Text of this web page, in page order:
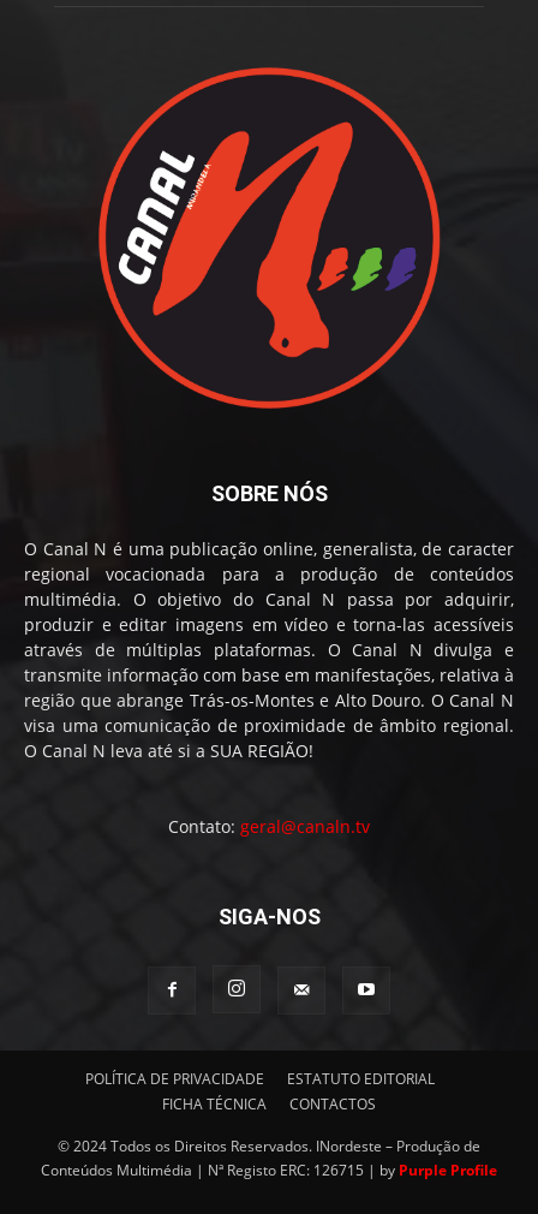
SOBRE NÓS
O Canal N é uma publicação online, generalista, de caracter
regional vocacionada para a produção de conteúdos
multimédia. O objetivo do Canal N passa por adquirir,
produzir e editar imagens em vídeo e torna-las acessíveis
através de múltiplas plataformas. O Canal N divulga e
transmite informação com base em manifestações, relativa à
região que abrange Trás-os-Montes e Alto Douro. O Canal N
visa uma comunicação de proximidade de âmbito regional.
O Canal N leva até si a SUA REGIÃO!
Contato: geral@canaln.tv
SIGA-NOS
POLÍTICA DE PRIVACIDADE
ESTATUTO EDITORIAL
FICHA TÉCNICA
CONTACTOS
© 2024 Todos os Direitos Reservados. INordeste – Produção de
Conteúdos Multimédia | Nª Registo ERC: 126715 | by Purple Profile